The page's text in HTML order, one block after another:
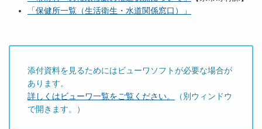
「保健所一覧（生活衛生・水道関係窓口）」
添付資料を見るためにはビューワソフトが必要な場合が
あります。
詳しくはビューワ一覧をご覧ください。
（別ウィンドウ
で開きます。）